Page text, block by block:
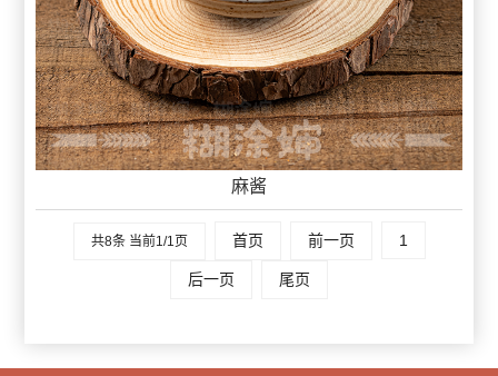
麻酱
共8条 当前1/1页 首页 前一页 1
后一页 尾页